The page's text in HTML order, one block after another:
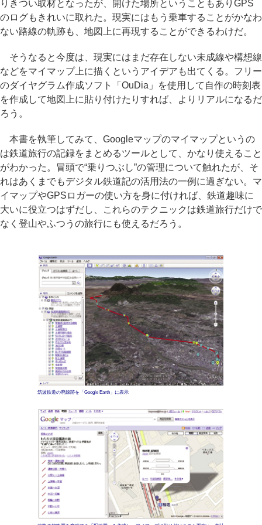
りきつい取材となったが、開けた場所ということもありGPS
のログもきれいに取れた。現実にはもう乗車することがかなわ
ない路線の軌跡も、地図上に再現することができるわけだ。
そうなると今度は、現実にはまだ存在しない未成線や構想線
などをマイマップ上に描くというアイデアも出てくる。フリー
のダイヤグラム作成ソフト「OuDia」を使用して自作の時刻表
を作成して地図上に貼り付けたりすれば、よりリアルになるだ
ろう。
本書を執筆してみて、Googleマップのマイマップというの
は鉄道旅行の記録をまとめるツールとして、かなり使えること
がわかった。冒頭で“乗りつぶし”の管理について触れたが、そ
れはあくまでもデジタル鉄道記の活用法の一例に過ぎない。マ
イマップやGPSロガーの使い方を身に付ければ、鉄道趣味に
大いに役立つはずだし、これらのテクニックは鉄道旅行だけで
なく登山やふつうの旅行にも使えるだろう。
筑波鉄道の廃線跡を「Google Earth」に表示